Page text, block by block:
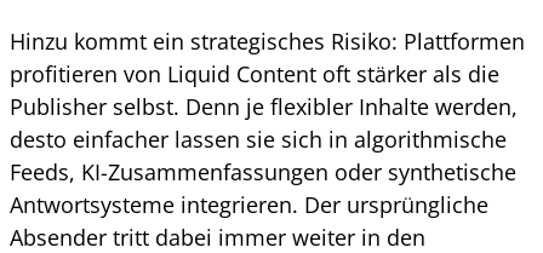
Hinzu kommt ein strategisches Risiko: Plattformen
profitieren von Liquid Content oft stärker als die
Publisher selbst. Denn je flexibler Inhalte werden,
desto einfacher lassen sie sich in algorithmische
Feeds, KI-Zusammenfassungen oder synthetische
Antwortsysteme integrieren. Der ursprüngliche
Absender tritt dabei immer weiter in den